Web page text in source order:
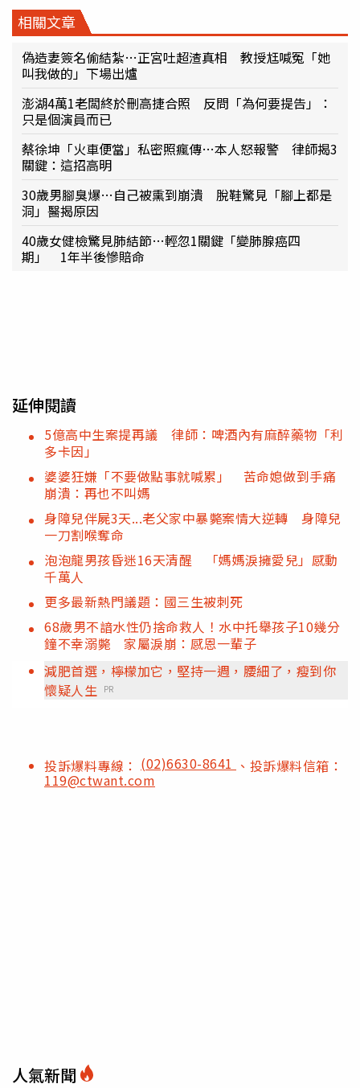
相關文章
偽造妻簽名偷結紮…正宮吐超渣真相 教授尪喊冤「她
叫我做的」下場出爐
澎湖4萬1老闆終於刪高捷合照 反問「為何要提告」：
只是個演員而已
蔡徐坤「火車便當」私密照瘋傳…本人怒報警 律師揭3
關鍵：這招高明
30歲男腳臭爆…自己被熏到崩潰 脫鞋驚見「腳上都是
洞」醫揭原因
40歲女健檢驚見肺結節…輕忽1關鍵「變肺腺癌四
期」 1年半後慘賠命
延伸閱讀
5億高中生案提再議 律師：啤酒內有麻醉藥物「利
多卡因」
婆婆狂嫌「不要做點事就喊累」 苦命媳做到手痛
崩潰：再也不叫媽
身障兒伴屍3天...老父家中暴斃案情大逆轉 身障兒
一刀割喉奪命
泡泡龍男孩昏迷16天清醒 「媽媽淚擁愛兒」感動
千萬人
更多最新熱門議題：國三生被刺死
68歲男不諳水性仍捨命救人！水中托舉孩子10幾分
鐘不幸溺斃 家屬淚崩：感恩一輩子
減肥首選，檸檬加它，堅持一週，腰細了，瘦到你
懷疑人生 PR
投訴爆料專線： (02)6630-8641 、投訴爆料信箱：
119@ctwant.com
人氣新聞